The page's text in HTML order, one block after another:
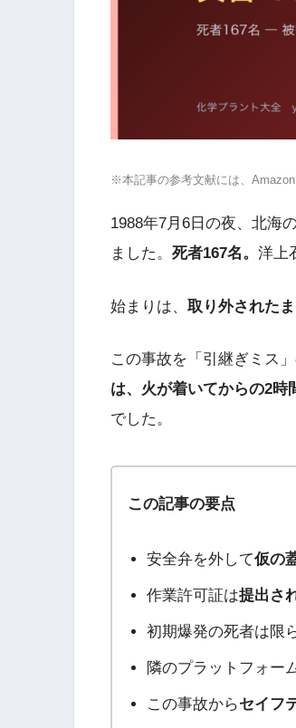
※本記事の参考文献には、
1988年7月6日の夜、北海
ました。 死者167名。 洋上
始まりは、 取り外された
この事故を「引継ぎミス
は、火が着いてからの2時
でした。
この記事の要点
安全弁を外して仮の
作業許可証は提出さ
初期爆発の死者は限
隣のプラットフォー
この事故からセイフ